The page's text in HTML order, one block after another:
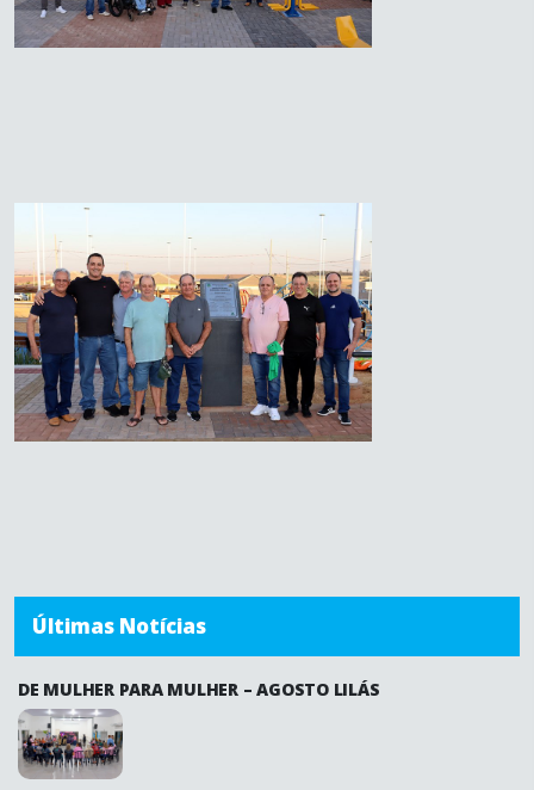
Últimas Notícias
DE MULHER PARA MULHER – AGOSTO LILÁS